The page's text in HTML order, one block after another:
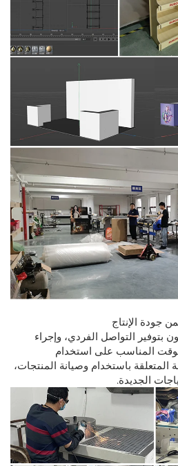
جودة الإنتاج
التواصل الفردي، وإجراء
المناسب على استخدام
المتعلقة باستخدام وصيانة المنتجات،
الجديدة.